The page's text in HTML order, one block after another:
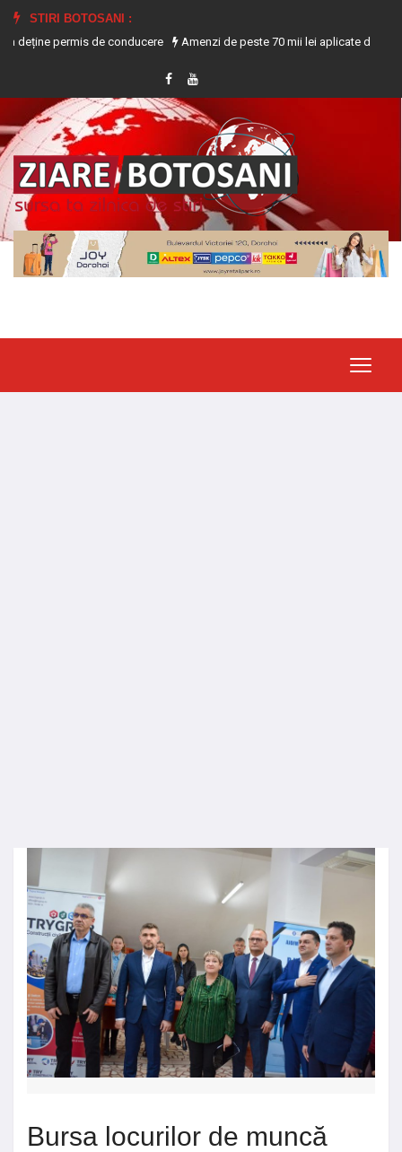
STIRI BOTOSANI :
de conducere
Amenzi de peste 70 mii lei aplicate de ITM Botoșani
Bursa locurilor de muncă